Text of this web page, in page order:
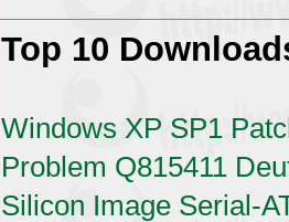
Top 10
Windows XP SP1
Problem Q815411
Silicon Image Serial-